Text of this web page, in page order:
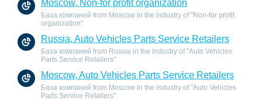
Moscow, Non-for profit organization
База компаний from Moscow in the industry of "Non-for profit
organization"
Russia, Auto Vehicles Parts Service Retailers
База компаний from Russia in the industry of "Auto Vehicles
Parts Service Retailers"
Moscow, Auto Vehicles Parts Service Retailers
База компаний from Moscow in the industry of "Auto Vehicles
Parts Service Retailers"